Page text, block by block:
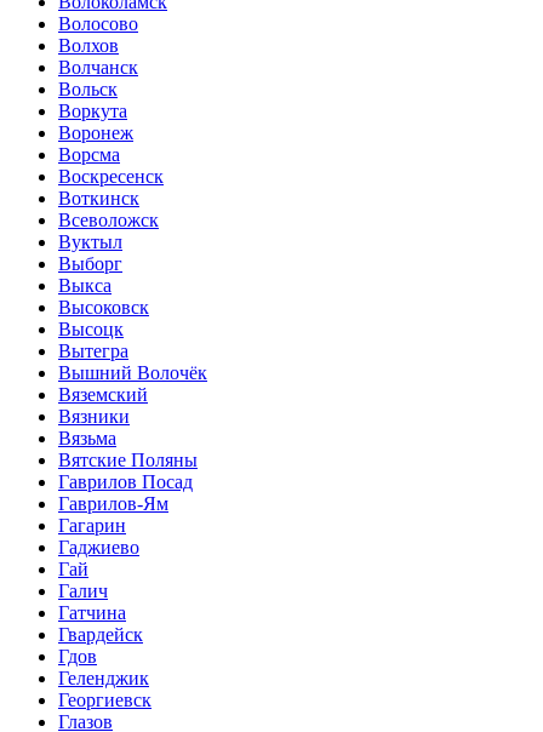
Волосово
Волхов
Волчанск
Вольск
Воркута
Воронеж
Ворсма
Воскресенск
Воткинск
Всеволожск
Вуктыл
Выборг
Выкса
Высоковск
Высоцк
Вытегра
Вышний Волочёк
Вяземский
Вязники
Вязьма
Вятские Поляны
Гаврилов Посад
Гаврилов-Ям
Гагарин
Гаджиево
Гай
Галич
Гатчина
Гвардейск
Гдов
Геленджик
Георгиевск
Глазов